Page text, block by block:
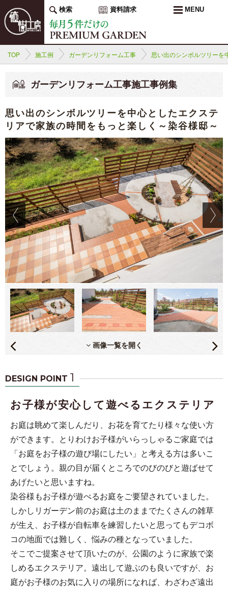
検索 資料請求 MENU
TOP 施工例 ガーデンリフォーム工事 思い出のシンボルツリーを
ガーデンリフォーム工事施工事例集
思い出のシンボルツリーを中心としたエクステ
リアで家族の時間をもっと楽しく～染谷様邸～
画像一覧を開く
DESIGN POINT 1
お子様が安心して遊べるエクステリア
お庭は眺めて楽しんだり、お花を育てたり様々な使い方
ができます。とりわけお子様がいらっしゃるご家庭では
「お庭をお子様の遊び場にしたい」と考える方は多いこ
とでしょう。親の目が届くところでのびのびと遊ばせて
あげたいと思いますね。
染谷様もお子様が遊べるお庭をご要望されていました。
しかしリガーデン前のお庭は土のままでたくさんの雑草
が生え、お子様が自転車を練習したいと思ってもデコボ
コの地面では難しく、悩みの種となっていました。
そこでご提案させて頂いたのが、公園のように家族で楽
しめるエクステリア。遠出して遊ぶのも良いですが、お
庭がお子様のお気に入りの場所になれば、わざわざ遠出